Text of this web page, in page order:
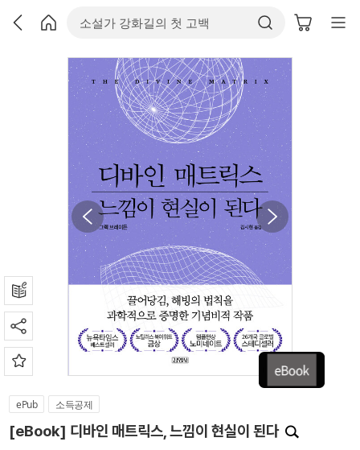
ePub 소득공제
[eBook] 디바인 매트릭스, 느낌이 현실이 된다